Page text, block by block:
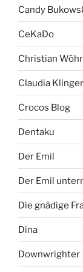
Candy
CeKaDo
Christian
Claudia Klinger
Crocos Blog
Dentaku
Der Emil
Der Emil
Die gnädige
Dina
Downwrighter